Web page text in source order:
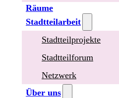
Räume
Stadtteilarbeit
Stadtteilprojekte
Stadtteilforum
Netzwerk
Über uns